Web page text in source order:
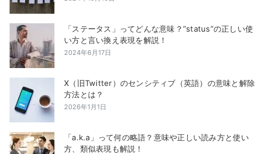
「ステータス」ってどんな意味？”status”の正しい使
い方と言い換え表現を解説！
2024年6月17日
X（旧Twitter）のセンシティブ（英語）の意味と解除
方法とは？
2026年1月1日
「a.k.a」って何の略語？意味や正しい読み方と使い
方、類似表現も解説！